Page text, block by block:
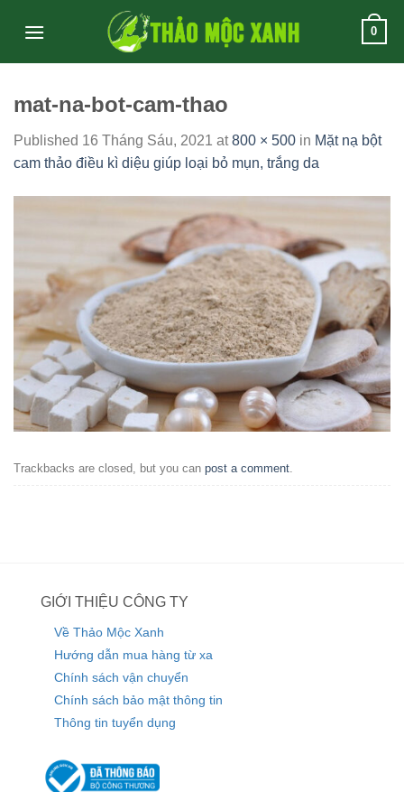
0
mat-na-bot-cam-thao
Published 16 Tháng Sáu, 2021 at800 × 500 in Mặt nạ bột
cam thảo điều kì diệu giúp loại bỏ mụn, trắng da
Trackbacks are closed, but you can post a comment
GIỚI THIỆU CÔNG TY
Về Thảo Mộc Xanh
Hướng dẫn mua hàng từ xa
Chính sách vận chuyển
Chính sách bảo mật thông tin
Thông tin tuyển dụng